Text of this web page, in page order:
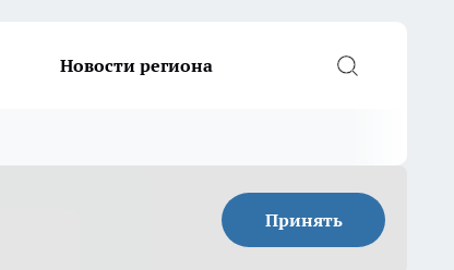
Новости региона
Принять